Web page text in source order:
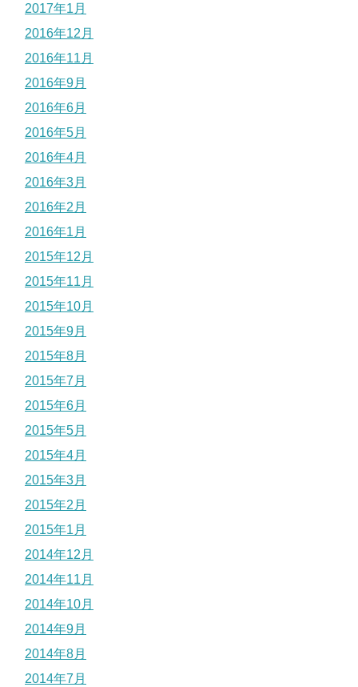
2017年1月
2016年12月
2016年11月
2016年9月
2016年6月
2016年5月
2016年4月
2016年3月
2016年2月
2016年1月
2015年12月
2015年11月
2015年10月
2015年9月
2015年8月
2015年7月
2015年6月
2015年5月
2015年4月
2015年3月
2015年2月
2015年1月
2014年12月
2014年11月
2014年10月
2014年9月
2014年8月
2014年7月